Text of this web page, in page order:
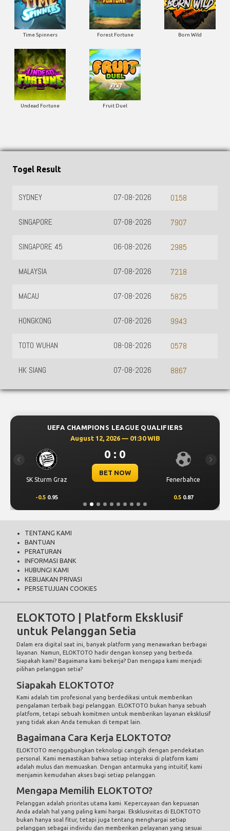
Time Spinners Forest Fortune Born Wild
Undead Fortune Fruit Duel
UEFA CHAMPIONS LEAGUE QUALIFIERS
August 12, 2026 — 01:30 WIB
SK Sturm Graz
0 : 0
BET NOW
Fenerbahce
-0.5 0.95 0.5 0.87
Previous Next
Togel Result
SYDNEY 0158
07-08-2026
SINGAPORE 7907
07-08-2026
SINGAPORE 45 2985
06-08-2026
MALAYSIA 7218
07-08-2026
MACAU 5825
07-08-2026
HONGKONG 9943
07-08-2026
TOTO WUHAN 0578
08-08-2026
HK SIANG 8867
07-08-2026
TENTANG KAMI
BANTUAN
PERATURAN
INFORMASI BANK
HUBUNGI KAMI
KEBIJAKAN PRIVASI
PERSETUJUAN COOKIES
ELOKTOTO | Platform Eksklusif
untuk Pelanggan Setia
Dalam era digital saat ini, banyak platform yang menawarkan berbagai
layanan. Namun, ELOKTOTO hadir dengan konsep yang berbeda.
Siapakah kami? Bagaimana kami bekerja? Dan mengapa kami menjadi
pilihan pelanggan setia?
Siapakah ELOKTOTO?
Kami adalah tim profesional yang berdedikasi untuk memberikan
pengalaman terbaik bagi pelanggan. ELOKTOTO bukan hanya sebuah
platform, tetapi sebuah komitmen untuk memberikan layanan eksklusif
yang tidak akan Anda temukan di tempat lain.
Bagaimana Cara Kerja ELOKTOTO?
ELOKTOTO menggabungkan teknologi canggih dengan pendekatan
personal. Kami memastikan bahwa setiap interaksi di platform kami
adalah mulus dan memuaskan. Dengan antarmuka yang intuitif, kami
menjamin kemudahan akses bagi setiap pelanggan.
Mengapa Memilih ELOKTOTO?
Pelanggan adalah prioritas utama kami. Kepercayaan dan kepuasan
Anda adalah hal yang paling kami hargai. Eksklusivitas di ELOKTOTO
bukan hanya soal fitur, tetapi juga tentang menghargai setiap
pelanggan sebagai individu dan memberikan pelayanan yang sesuai